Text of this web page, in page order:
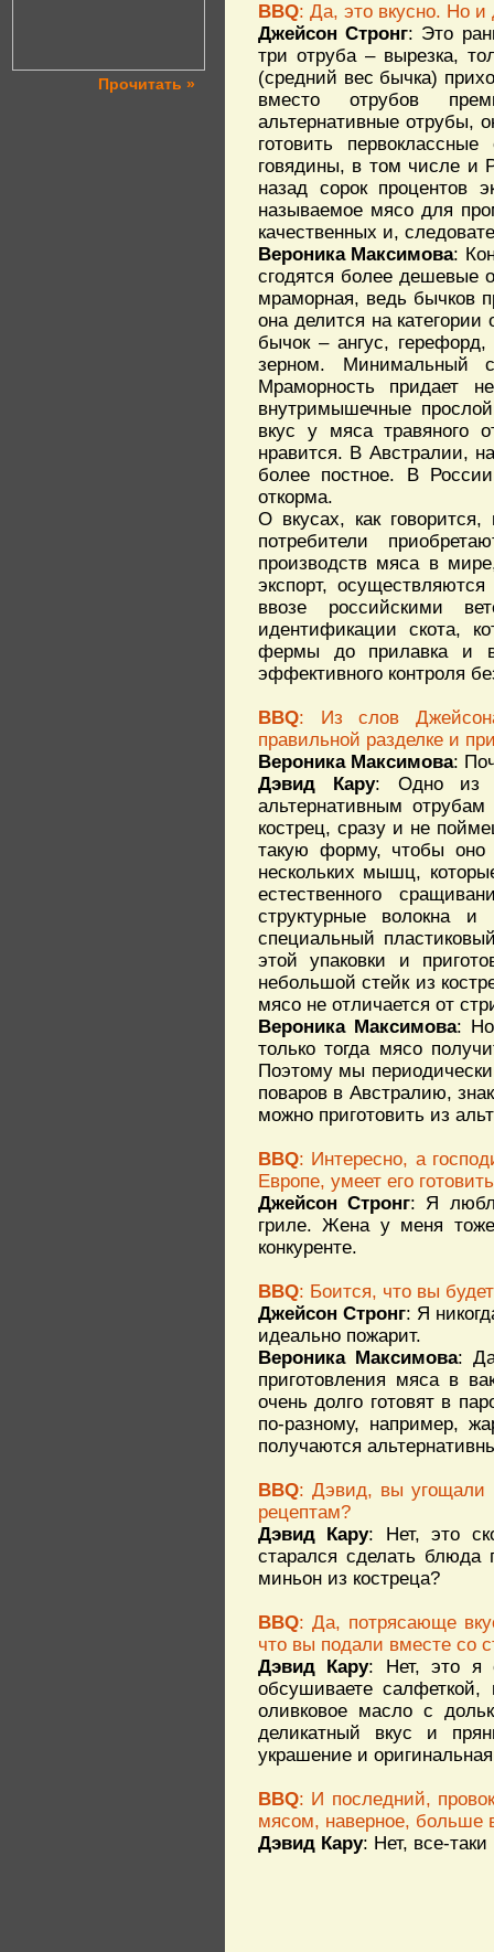
Прочитать »
BBQ: Да, это вкусно. Но
Джейсон Стронг: Это
три отруба – вырезка,
(средний вес бычка)
вместо отрубов
альтернативные отрубы,
готовить
говядины, в том числе и
назад сорок процентов
называемое мясо для
качественных и,
Вероника Максимова:
сгодятся более дешевые
мраморная, ведь бычков
она делится на категории
бычок – ангус,
зерном. Минимальный
Мраморность придает
внутримышечные
вкус у мяса травяного
нравится. В Австралии,
более постное. В
откорма.
О вкусах, как
потребители
производств мяса в
экспорт,
ввозе российскими
идентификации скота,
фермы до прилавка и в
эффективного контроля
BBQ: Из слов
правильной разделке и
Вероника Максимова:
Дэвид Кару: Одно из
альтернативным
кострец, сразу и не
такую форму, чтобы оно
нескольких мышц,
естественного
структурные волокна
специальный
этой упаковки и
небольшой стейк из
мясо не отличается от
Вероника Максимова: Но
только тогда мясо
Поэтому мы
поваров в Австралию,
можно приготовить из
BBQ: Интересно, а
Европе, умеет его
Джейсон Стронг: Я
гриле. Жена у меня тоже
конкуренте.
BBQ: Боится, что вы
Джейсон Стронг: Я
идеально пожарит.
Вероника Максимова:
приготовления мяса в
очень долго готовят в
по-разному, например,
получаются
BBQ: Дэвид, вы угощали
рецептам?
Дэвид Кару: Нет, это
старался сделать
миньон из костреца?
BBQ: Да, потрясающе
что вы подали вместе со
Дэвид Кару: Нет, это я
обсушиваете
оливковое масло с
деликатный вкус и
украшение и
BBQ: И последний,
мясом, наверное, больше
Дэвид Кару: Нет, все-